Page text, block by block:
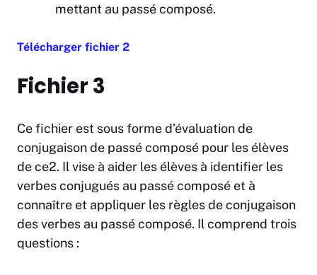
mettant au passé composé.
Télécharger fichier 2
Fichier 3
Ce fichier est sous forme d’évaluation de
conjugaison de passé composé pour les élèves
de ce2. Il vise à aider les élèves à identifier les
verbes conjugués au passé composé et à
connaître et appliquer les règles de conjugaison
des verbes au passé composé. Il comprend trois
questions :